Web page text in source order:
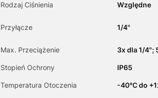
Rodzaj Ciśnienia Względne
Przyłącze 1/4"
Max. Przeciążenie 3x dla 1/4";
Stopień Ochrony IP65
Temperatura Otoczenia -40°C do